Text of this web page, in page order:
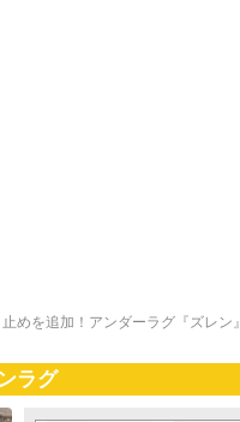
めを追加！アンダーラグ『ズレン』
ラグ